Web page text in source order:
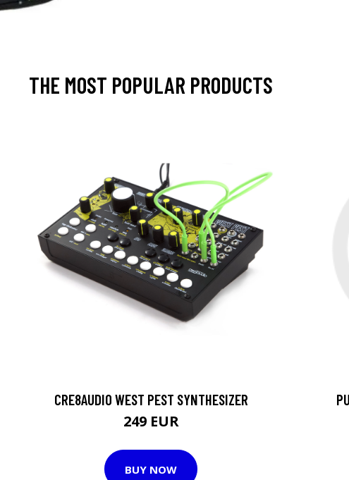
THE MOST POPULAR PRODUCTS
CRE8AUDIO WEST PEST SYNTHESIZER
249 EUR
BUY NOW